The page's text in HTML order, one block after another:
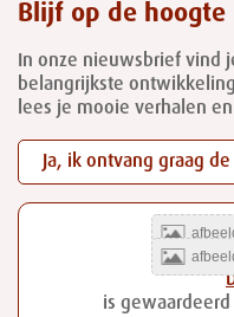
Blijf op de hoogte
In onze nieuwsbrief vind
belangrijkste
lees je mooie verhalen
Ja, ik ontvang graag
is